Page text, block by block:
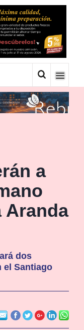
a
Aranda
dos
el Santiago